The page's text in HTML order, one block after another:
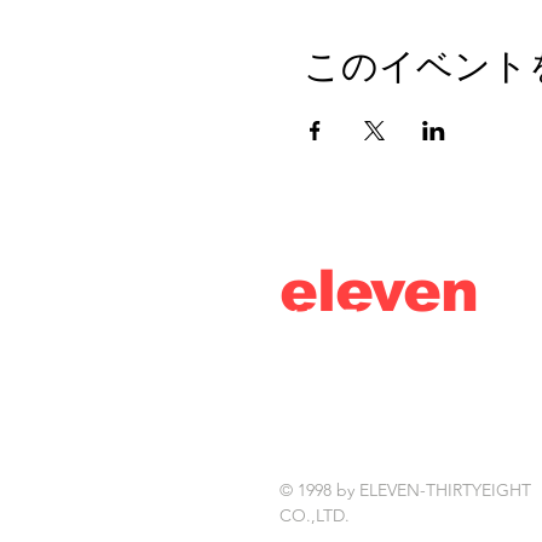
このイベント
eleven
thirty
© 1998 by ELEVEN-THIRTYEIGHT
CO.,LTD.